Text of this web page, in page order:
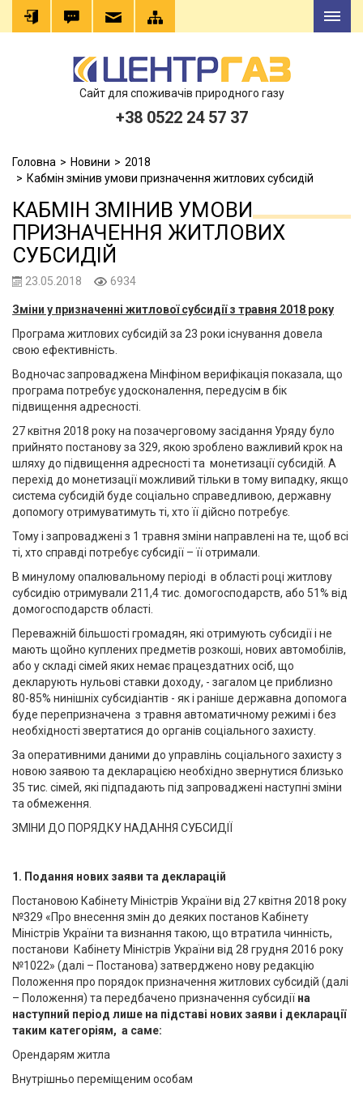
Сайт для споживачів природного газу
+38 0522 24 57 37
Головна Новини
2018
Кабмін змінив умови призначення житлових субсидій
КАБМІН ЗМІНИВ УМОВИ
ПРИЗНАЧЕННЯ ЖИТЛОВИХ
СУБСИДІЙ
23.05.2018 6934
Зміни у призначенні житлової субсидії з травня 2018 року
Програма житлових субсидій за 23 роки існування довела
свою ефективність.
Водночас запроваджена Мінфіном верифікація показала, що
програма потребує удосконалення, передусім в бік
підвищення адресності.
27 квітня 2018 року на позачерговому засідання Уряду було
прийнято постанову за 329, якою зроблено важливий крок на
шляху до підвищення адресності та монетизації субсидій. А
перехід до монетизації можливий тільки в тому випадку, якщо
система субсидій буде соціально справедливою, державну
допомогу отримуватимуть ті, хто її дійсно потребує.
Тому і запроваджені з 1 травня зміни направлені на те, щоб всі
ті, хто справді потребує субсидії – її отримали.
В минулому опалювальному періоді в області році житлову
субсидію отримували 211,4 тис. домогосподарств, або 51% від
домогосподарств області.
Переважній більшості громадян, які отримують субсидії і не
мають щойно куплених предметів розкоші, нових автомобілів,
або у складі сімей яких немає працездатних осіб, що
декларують нульові ставки доходу, - загалом це приблизно
80-85% нинішніх субсидіантів - як і раніше державна допомога
буде перепризначена з травня автоматичному режимі і без
необхідності звертатися до органів соціального захисту.
За оперативними даними до управлінь соціального захисту з
новою заявою та декларацією необхідно звернутися близько
35 тис. сімей, які підпадають під запроваджені наступні зміни
та обмеження.
ЗМІНИ ДО ПОРЯДКУ НАДАННЯ СУБСИДІЇ
1. Подання нових заяви та декларацій
Постановою Кабінету Міністрів України від 27 квітня 2018 року
№329 «Про внесення змін до деяких постанов Кабінету
Міністрів України та визнання такою, що втратила чинність,
постанови Кабінету Міністрів України від 28 грудня 2016 року
№1022» (далі – Постанова) затверджено нову редакцію
Положення про порядок призначення житлових субсидій (далі
– Положення) та передбачено призначення субсидії на
наступний період лише на підставі нових заяви і декларації
таким категоріям, а саме:
Орендарям житла
Внутрішньо переміщеним особам